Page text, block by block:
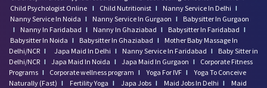
Child Psychologist Online I Child Nutritionist I Nanny Service In Delhi I
Nanny Service In Noida I Nanny Service In Gurgaon I
Babysitter In Gurgaon
I
Nanny In Faridabad I Nanny In Ghaziabad I Babysitter In Faridabad I
Babysitter In Noida I Babysitter In Ghaziabad I
Mother Baby Massage In
Delhi/NCR I Japa Maid In Delhi I Nanny Service In Faridabad I
Baby Sitter in
Delhi/NCR I Japa Maid In Noida I Japa Maid In Gurgaon I
Corporate Fitness
Programs I Corporate wellness program I Yoga For IVF I
Yoga To Conceive
Naturally (Fast) I Fertility Yoga I Japa Jobs I Maid Jobs In Delhi I
Maid